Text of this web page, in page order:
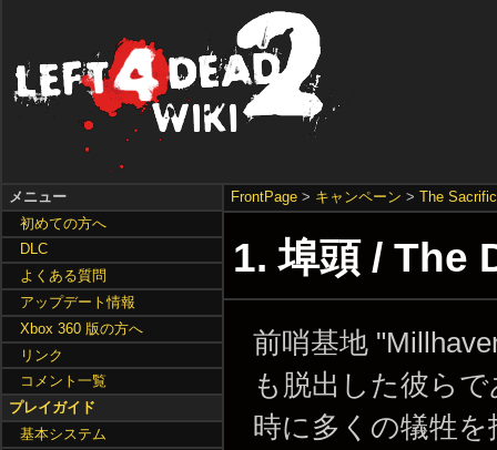
FrontPage > キャンペーン >The
1. 埠頭 / The
前哨基地
も脱出した彼ら
時に多くの犠牲
メニュー
初めての方へ
DLC
よくある質問
アップデート情報
Xbox 360 版の方へ
リンク
コメント一覧
プレイガイド
基本システム